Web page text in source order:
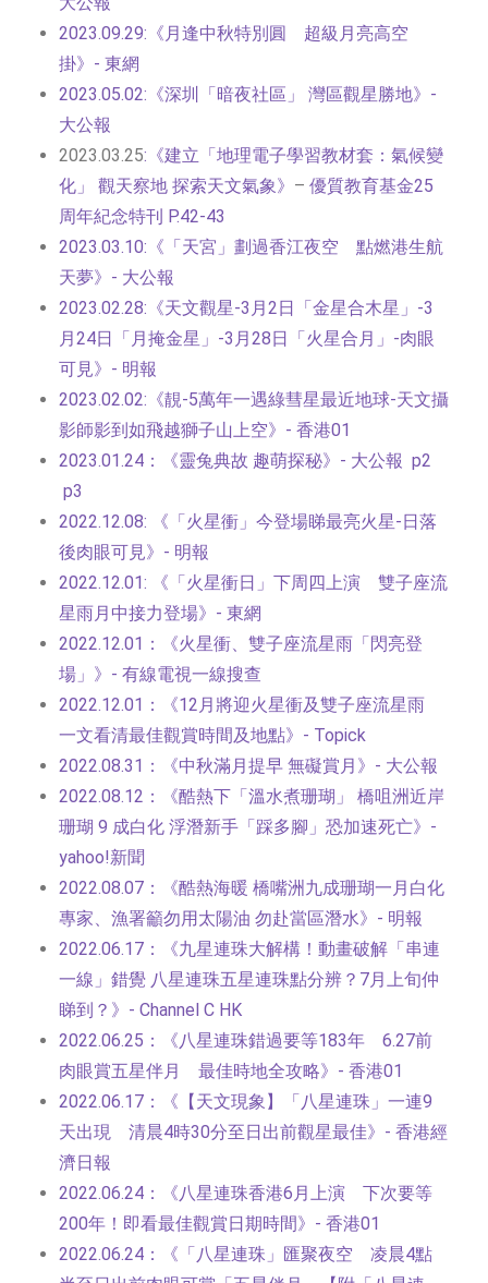
2023.09.29:《月逢中秋特別圓 超級月亮高空
掛》- 東網
2023.05.02:《深圳「暗夜社區」 灣區觀星勝地》-
大公報
2023.03.25:《建立「地理電子學習教材套：氣候變
化」 觀天察地 探索天文氣象》 – 優質教育基金25
周年紀念特刊 P.42-43
2023.03.10:《「天宮」劃過香江夜空 點燃港生航
天夢》- 大公報
2023.02.28:《天文觀星-3月2日「金星合木星」-3
月24日「月掩金星」-3月28日「火星合月」-肉眼
可見》- 明報
2023.02.02:《靚-5萬年一遇綠彗星最近地球-天文攝
影師影到如飛越獅子山上空》- 香港01
2023.01.24：《靈兔典故 趣萌探秘》- 大公報 p2
p3
2022.12.08:
《「火星衝」今登場睇最亮火星-日落
後肉眼可見》- 明報
2022.12.01:
《「火星衝日」下周四上演 雙子座流
星雨月中接力登場》- 東網
2022.12.01：《火星衝、雙子座流星雨「閃亮登
場」》- 有線電視一線搜查
2022.12.01：《12月將迎火星衝及雙子座流星雨
一文看清最佳觀賞時間及地點》- Topick
2022.08.31：《中秋滿月提早 無礙賞月》- 大公報
2022.08.12：《酷熱下「溫水煮珊瑚」 橋咀洲近岸
珊瑚 9 成白化 浮潛新手「踩多腳」恐加速死亡》-
yahoo!新聞
2022.08.07：《酷熱海暖 橋嘴洲九成珊瑚一月白化
專家、漁署籲勿用太陽油 勿赴當區潛水》- 明報
2022.06.17：《九星連珠大解構！動畫破解「串連
一線」錯覺 八星連珠五星連珠點分辨？7月上旬仲
睇到？》- Channel C HK
2022.06.25：《八星連珠錯過要等183年 6.27前
肉眼賞五星伴月 最佳時地全攻略》- 香港01
2022.06.17：《【天文現象】「八星連珠」一連9
天出現 清晨4時30分至日出前觀星最佳》- 香港經
濟日報
2022.06.24：《八星連珠香港6月上演 下次要等
200年！即看最佳觀賞日期時間》- 香港01
2022.06.24：《「八星連珠」匯聚夜空 凌晨4點